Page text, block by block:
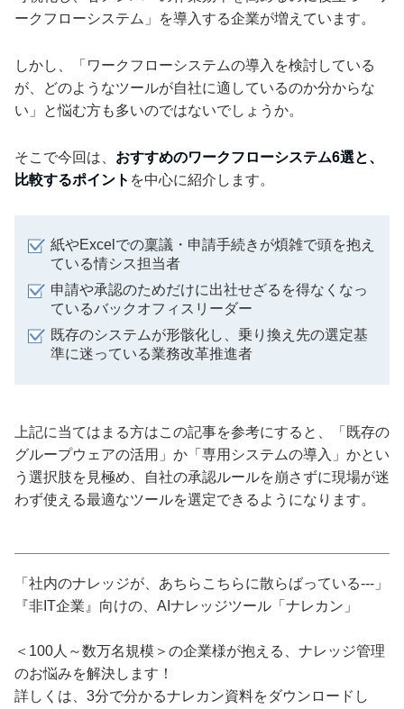
ークフローシステム」を導入する企業が増えています。
しかし、「ワークフローシステムの導入を検討している
が、どのようなツールが自社に適しているのか分からな
い」と悩む方も多いのではないでしょうか。
そこで今回は、 おすすめのワークフローシステム6選と、
比較するポイント を中心に紹介します。
紙やExcelでの稟議・申請手続きが煩雑で頭を抱え
ている情シス担当者
申請や承認のためだけに出社せざるを得なくなっ
ているバックオフィスリーダー
既存のシステムが形骸化し、乗り換え先の選定基
準に迷っている業務改革推進者
上記に当てはまる方はこの記事を参考にすると、「既存の
グループウェアの活用」か「専用システムの導入」かとい
う選択肢を見極め、自社の承認ルールを崩さずに現場が迷
わず使える最適なツールを選定できるようになります。
「社内のナレッジが、あちらこちらに散らばっている---」
『非IT企業』向けの、AIナレッジツール「ナレカン」
＜100人～数万名規模＞の企業様が抱える、ナレッジ管理
のお悩みを解決します！
詳しくは、3分で分かるナレカン資料をダウンロードし